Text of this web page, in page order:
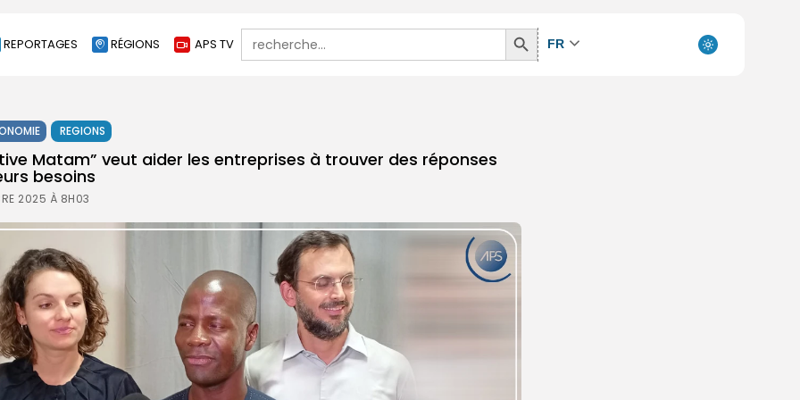
REPORTAGES RÉGIONS APS TV
Search
for:
Search
Button
FR
REGIONS
Matam” veut aider les entreprises à trouver des réponses
besoins
2025 À 8H03